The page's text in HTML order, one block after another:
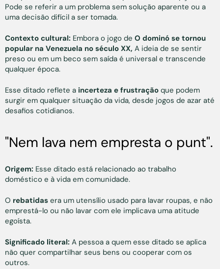
Pode se referir a um problema sem solução aparente ou a
uma decisão difícil a ser tomada.
Contexto cultural: Embora o jogo de O dominó se tornou
popular na Venezuela no século XX, A ideia de se sentir
preso ou em um beco sem saída é universal e transcende
qualquer época.
Esse ditado reflete a incerteza e frustração que podem
surgir em qualquer situação da vida, desde jogos de azar até
desafios cotidianos.
"Nem lava nem empresta o punt".
Origem: Esse ditado está relacionado ao trabalho
doméstico e à vida em comunidade.
O rebatidas era um utensílio usado para lavar roupas, e não
emprestá-lo ou não lavar com ele implicava uma atitude
egoísta.
Significado literal: A pessoa a quem esse ditado se aplica
não quer compartilhar seus bens ou cooperar com os
outros.